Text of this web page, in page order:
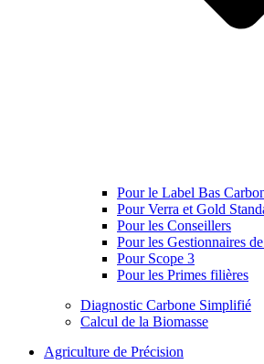
Pour le Label Bas
Pour Verra et Gold
Pour les Conseillers
Pour les Gestionnaires
Pour Scope 3
Pour les Primes filières
Diagnostic Carbone Simplifié
Calcul de la Biomasse
Agriculture de Précision